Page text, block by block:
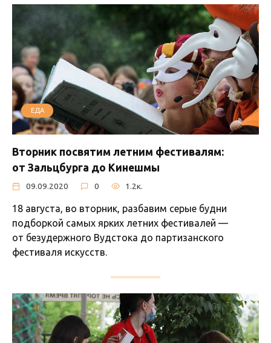
ЕДА
Вторник посвятим летним фестивалям:
от Зальцбурга до Кинешмы
09.09.2020 0 1.2к.
18 августа, во вторник, разбавим серые будни
подборкой самых ярких летних фестивалей —
от безудержного Вудстока до партизанского
фестиваля искусств.